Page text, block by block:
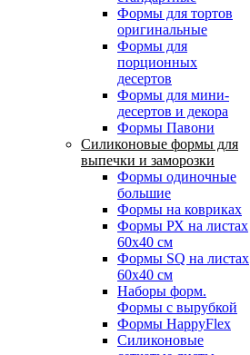
Формы для тортов
оригинальные
Формы для
порционных
десертов
Формы для мини-
десертов и декора
Формы Павони
Силиконовые формы для
выпечки и заморозки
Формы одиночные
большие
Формы на ковриках
Формы РХ на листах
60х40 см
Формы SQ на листах
60х40 см
Наборы форм.
Формы с вырубкой
Формы HappyFlex
Силиконовые